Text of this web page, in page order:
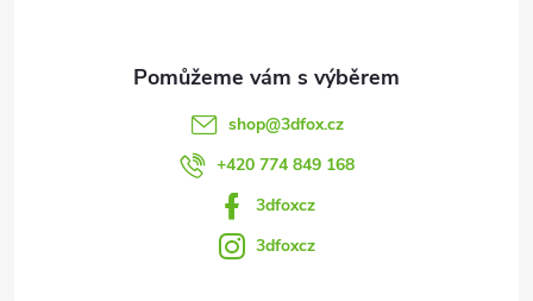
shop@3dfox.cz
+420 774 849 168
3dfoxcz
3dfoxcz